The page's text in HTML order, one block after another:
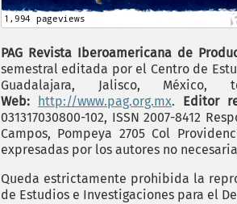
PAG Revista Iberoamericana de
semestral editada por el Centro de
Guadalajara, Jalisco,
Web:
http://www.pag.org.mx. Editor
031317030800-102, ISSN 2007-8412
Campos, Pompeya 2705 Col
expresadas por los autores no
Queda estrictamente prohibida la
de Estudios e Investigaciones para el